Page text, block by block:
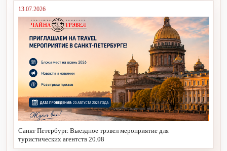
13.07.2026
Санкт Петербург. Выездное трэвел мероприятие для
туристических агентств 20.08